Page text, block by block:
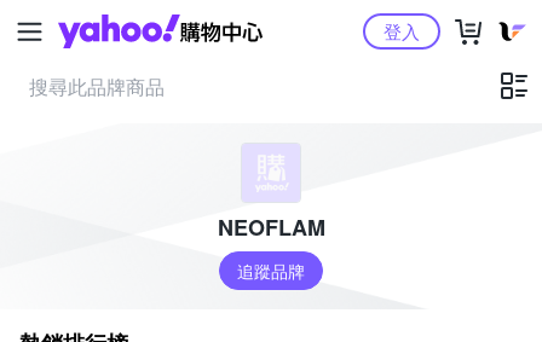
Yahoo購物中心登入
NEOFLAM
追蹤品牌